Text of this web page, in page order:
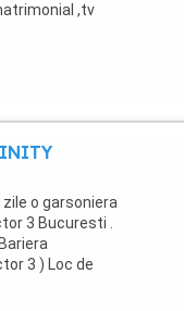
,tv
o garsoniera
3 Bucuresti .
3 ) Loc de